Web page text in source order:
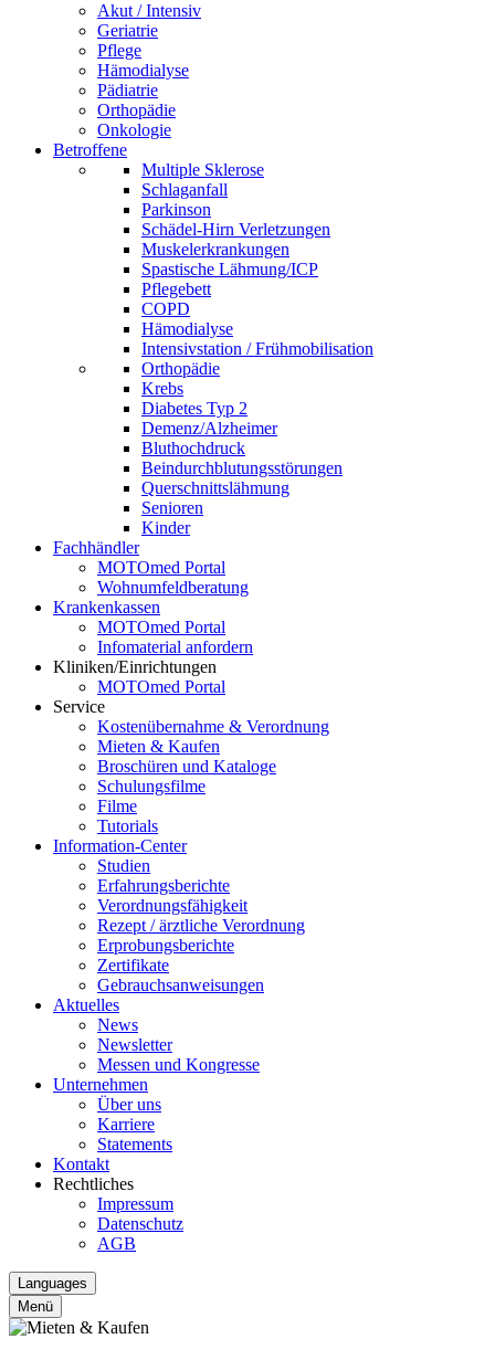
Akut / Intensiv
Geriatrie
Pflege
Hämodialyse
Pädiatrie
Orthopädie
Onkologie
Betroffene
Multiple Sklerose
Schlaganfall
Parkinson
Schädel-Hirn Verletzungen
Muskelerkrankungen
Spastische Lähmung/ICP
Pflegebett
COPD
Hämodialyse
Intensivstation / Frühmobilisation
Orthopädie
Krebs
Diabetes Typ 2
Demenz/Alzheimer
Bluthochdruck
Beindurchblutungsstörungen
Querschnittslähmung
Senioren
Kinder
Fachhändler
MOTOmed Portal
Wohnumfeldberatung
Krankenkassen
MOTOmed Portal
Infomaterial anfordern
Kliniken/Einrichtungen
MOTOmed Portal
Service
Kostenübernahme & Verordnung
Mieten & Kaufen
Broschüren und Kataloge
Schulungsfilme
Filme
Tutorials
Information-Center
Studien
Erfahrungsberichte
Verordnungsfähigkeit
Rezept / ärztliche Verordnung
Erprobungsberichte
Zertifikate
Gebrauchsanweisungen
Aktuelles
News
Newsletter
Messen und Kongresse
Unternehmen
Über uns
Karriere
Statements
Kontakt
Rechtliches
Impressum
Datenschutz
AGB
Languages
Menü